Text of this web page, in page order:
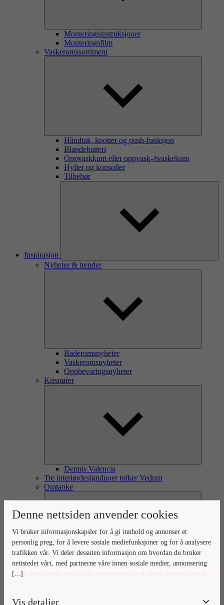
Denne nettsiden anvender cookies
[...]
Vi bruker informasjonskapsler for å gi innhold og annonser et
personlig preg, for å levere sosiale mediefunksjoner og for å analysere
trafikken vår. Vi deler dessuten informasjon om hvordan du bruker
nettstedet vårt, med partnerne våre innen sosiale medier, annonsering
og analysearbeid, som kan kombinere den med annen informasjon du
Vis detaljer
Monteringsinstruksjoner
Monteringsfilm
Vaskeromssortiment
Håndtak, knotter og push-funksjon
Blandebatteri
Oppvaskkum eller oppvask-/tvaskekum
Hyller og konsoller
Tilbehør
Inspirasjon
Nyheter & trender
Baderomsnyheter
Vaskeromsnyheter
Oppbevaringsnyheter
Kreatører
Dennis Valencia
Tre interiørdesignduoer tolker Vedum
Omtanke